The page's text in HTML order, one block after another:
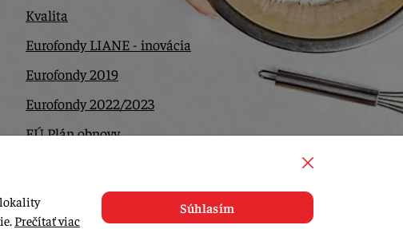
Kvalita
Eurofondy LIANE - inovácia
Eurofondy 2019
Eurofondy 2022/2023
EÚ Plán obnovy
lokality
Prečítať viac
Súhlasím